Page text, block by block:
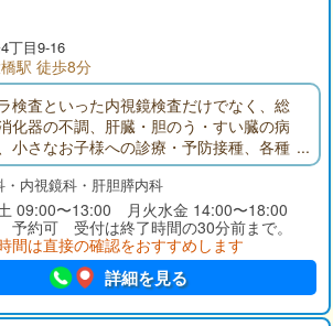
丁目9-16
駅 徒歩8分
検査といった内視鏡検査だけでなく、総
化器の不調、肝臓・胆のう・すい臓の病
小さなお子様への診療・予防接種、各種
い診療を行っています。気になる症状だ
段の生活状況もお聞きして、適切に診断
で、どんなことでも気軽にご相談くださ
・内視鏡科・肝胆膵内科
09:00〜13:00 月火水金 14:00〜18:00
予約可 受付は終了時間の30分前まで。
間は直接の確認をおすすめします
詳細を見る